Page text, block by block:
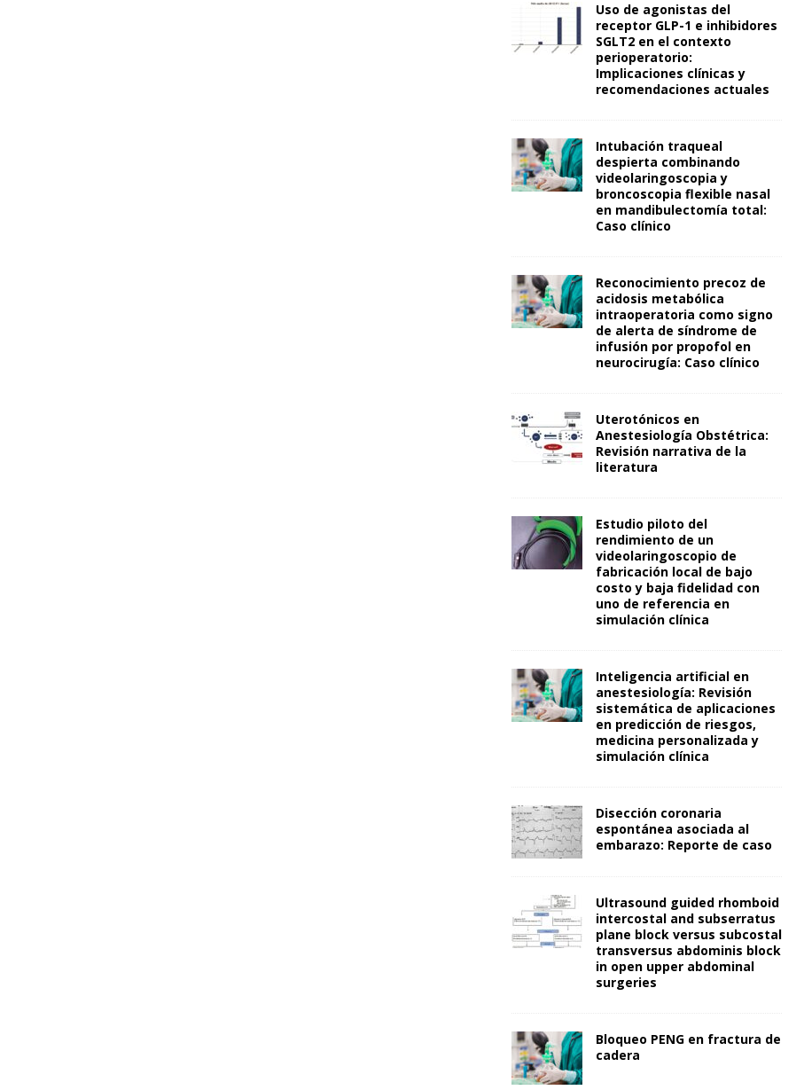
Uso de agonistas del
receptor GLP-1 e inhibidores
SGLT2 en el contexto
perioperatorio:
Implicaciones clínicas y
recomendaciones actuales
Intubación traqueal
despierta combinando
videolaringoscopia y
broncoscopia flexible nasal
en mandibulectomía total:
Caso clínico
Reconocimiento precoz de
acidosis metabólica
intraoperatoria como signo
de alerta de síndrome de
infusión por propofol en
neurocirugía: Caso clínico
Uterotónicos en
Anestesiología Obstétrica:
Revisión narrativa de la
literatura
Estudio piloto del
rendimiento de un
videolaringoscopio de
fabricación local de bajo
costo y baja fidelidad con
uno de referencia en
simulación clínica
Inteligencia artificial en
anestesiología: Revisión
sistemática de aplicaciones
en predicción de riesgos,
medicina personalizada y
simulación clínica
Disección coronaria
espontánea asociada al
embarazo: Reporte de caso
Ultrasound guided rhomboid
intercostal and subserratus
plane block versus subcostal
transversus abdominis block
in open upper abdominal
surgeries
Bloqueo PENG en fractura de
cadera